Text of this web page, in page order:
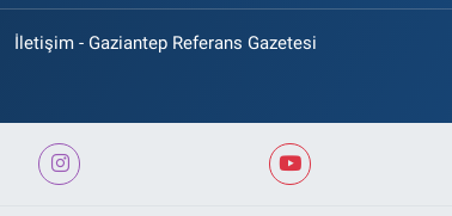
İletişim - Gaziantep Referans Gazetesi